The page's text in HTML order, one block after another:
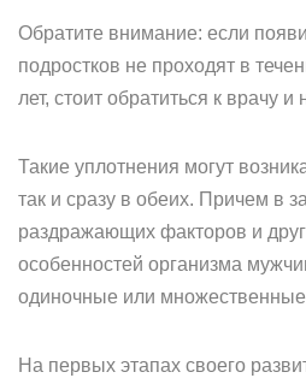
Обратите внимание: если
подростков не проходят в
лет, стоит обратиться к врачу и
Такие уплотнения могут
так и сразу в обеих. Причем в
раздражающих факторов и
особенностей организма
одиночные или
На первых этапах своего